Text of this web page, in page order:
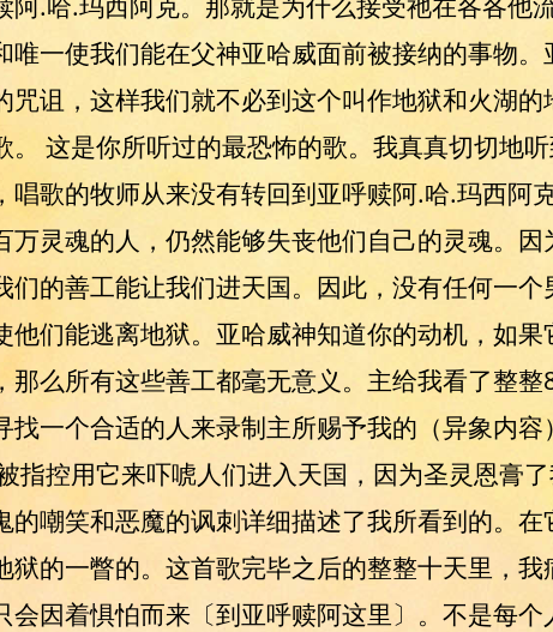
唯一使我们能在父神亚哈威面前被接纳的事物
咒诅，这样我们就不必到这个叫作地狱和火湖
。 这是你所听过的最恐怖的歌。我真真切切地
唱歌的牧师从来没有转回到亚呼赎阿.哈.玛西阿
万灵魂的人，仍然能够失丧他们自己的灵魂。
们的善工能让我们进天国。因此，没有任何一
他们能逃离地狱。亚哈威神知道你的动机，如
那么所有这些善工都毫无意义。主给我看了整
找一个合适的人来录制主所赐予我的（异象内
指控用它来吓唬人们进入天国，因为圣灵恩膏
的嘲笑和恶魔的讽刺详细描述了我所看到的。
狱的一瞥的。这首歌完毕之后的整整十天里，
会因着惧怕而来〔到亚呼赎阿这里〕。不是每